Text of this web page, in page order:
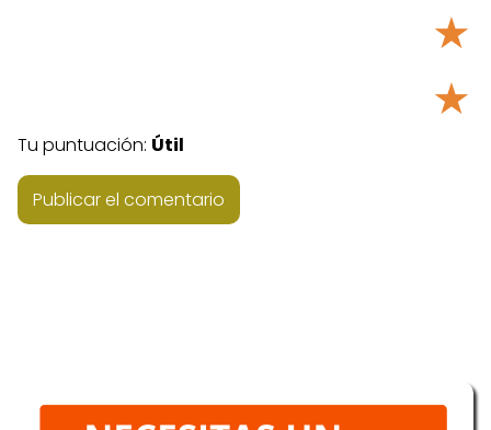
★
★
Tu puntuación: Útil